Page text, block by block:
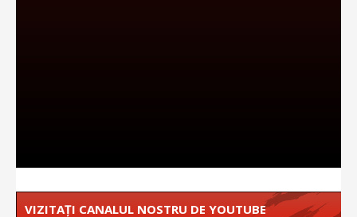
VIZITAȚI CANALUL NOSTRU DE YOUTUBE